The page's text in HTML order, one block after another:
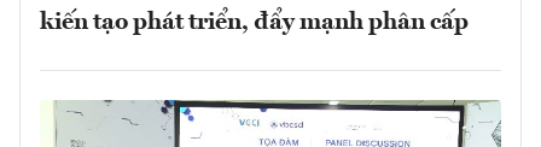
kiến tạo phát triển, đẩy mạnh phân cấp